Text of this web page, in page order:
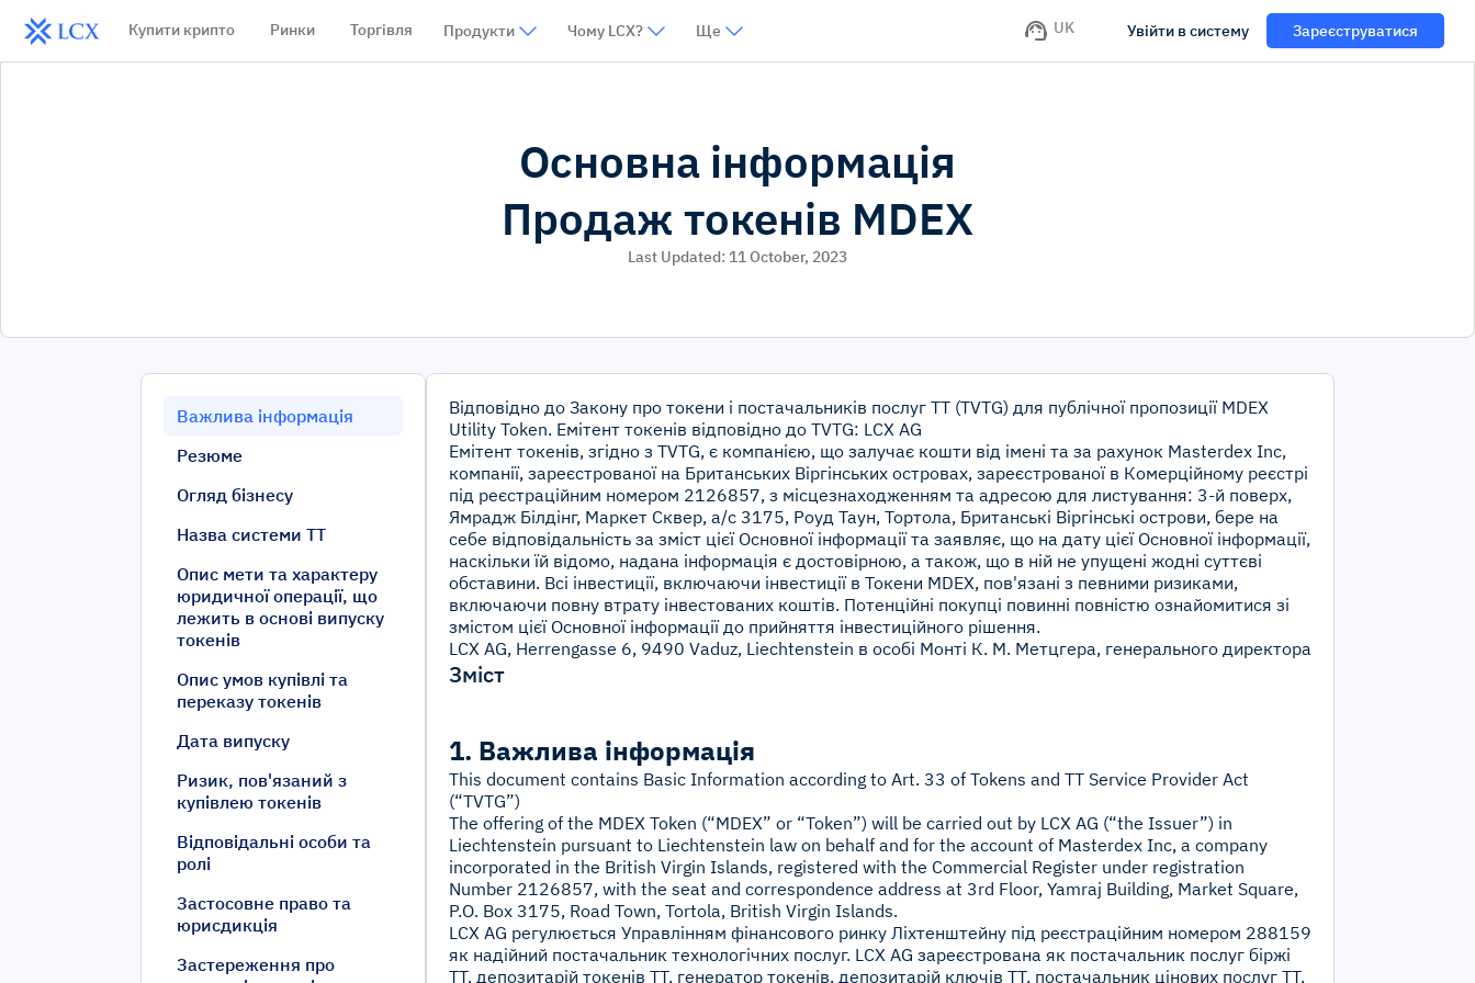
Купити крипто Ринки Торгівля Продукти Чому LCX? Ще UK Увійти в систему Зареєструватися
Основна інформація
Продаж токенів MDEX
Last Updated: 11 October, 2023
Важлива інформація
Резюме
Огляд бізнесу
Назва системи ТТ
Опис мети та характеру
юридичної операції, що
лежить в основі випуску
токенів
Опис умов купівлі та
переказу токенів
Дата випуску
Ризик, пов'язаний з
купівлею токенів
Відповідальні особи та
ролі
Застосовне право та
юрисдикція
Застереження про
Відповідно до Закону про токени і постачальників послуг TT (TVTG) для публічної пропозиції MDEX
Utility Token. Емітент токенів відповідно до TVTG: LCX AG
Емітент токенів, згідно з TVTG, є компанією, що залучає кошти від імені та за рахунок Masterdex Inc,
компанії, зареєстрованої на Британських Віргінських островах, зареєстрованої в Комерційному реєстрі
під реєстраційним номером 2126857, з місцезнаходженням та адресою для листування: 3-й поверх,
Ямрадж Білдінг, Маркет Сквер, а/с 3175, Роуд Таун, Тортола, Британські Віргінські острови, бере на
себе відповідальність за зміст цієї Основної інформації та заявляє, що на дату цієї Основної інформації,
наскільки їй відомо, надана інформація є достовірною, а також, що в ній не упущені жодні суттєві
обставини. Всі інвестиції, включаючи інвестиції в Токени MDEX, пов'язані з певними ризиками,
включаючи повну втрату інвестованих коштів. Потенційні покупці повинні повністю ознайомитися зі
змістом цієї Основної інформації до прийняття інвестиційного рішення.
LCX AG, Herrengasse 6, 9490 Vaduz, Liechtenstein в особі Монті К. М. Метцгера, генерального директора
Зміст
1. Важлива інформація
This document contains Basic Information according to Art. 33 of Tokens and TT Service Provider Act
(“TVTG”)
The offering of the MDEX Token (“MDEX” or “Token”) will be carried out by LCX AG (“the Issuer”) in
Liechtenstein pursuant to Liechtenstein law on behalf and for the account of Masterdex Inc, a company
incorporated in the British Virgin Islands, registered with the Commercial Register under registration
Number 2126857, with the seat and correspondence address at 3rd Floor, Yamraj Building, Market Square,
P.O. Box 3175, Road Town, Tortola, British Virgin Islands.
LCX AG регулюється Управлінням фінансового ринку Ліхтенштейну під реєстраційним номером 288159
як надійний постачальник технологічних послуг. LCX AG зареєстрована як постачальник послуг біржі
TT, депозитарій токенів TT, генератор токенів, депозитарій ключів TT, постачальник цінових послуг TT,